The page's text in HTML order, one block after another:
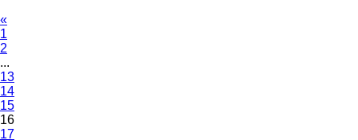
«
1
2
...
13
14
15
16
17